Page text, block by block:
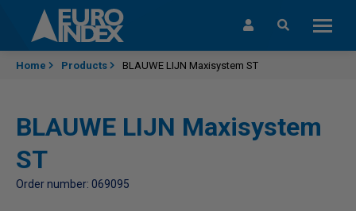
Skip to content
Home Products BLAUWE LIJN Maxisystem ST
BLAUWE LIJN Maxisystem
ST
Order number: 069095